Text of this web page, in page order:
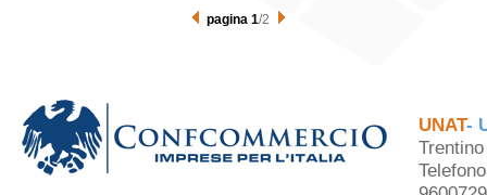
pagina 1/2
UNAT-